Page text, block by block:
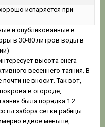
испаряется при
и опубликованные в
в 30-80 литров воды в
высота снега
весеннего таяния. В
не вносит. Так вот,
в огороде,
была порядка 1.2
забора сетки рабицы
вдвое меньше,